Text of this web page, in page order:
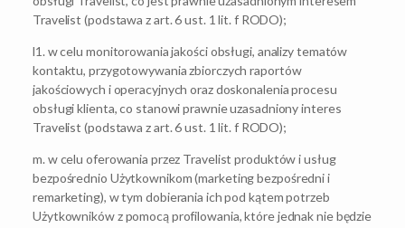
Travelist (podstawa z art. 6 ust. 1 lit. f RODO);
l1. w celu monitorowania jakości obsługi, analizy tematów
kontaktu, przygotowywania zbiorczych raportów
jakościowych i operacyjnych oraz doskonalenia procesu
obsługi klienta, co stanowi prawnie uzasadniony interes
Travelist (podstawa z art. 6 ust. 1 lit. f RODO);
m. w celu oferowania przez Travelist produktów i usług
bezpośrednio Użytkownikom (marketing bezpośredni i
remarketing), w tym dobierania ich pod kątem potrzeb
Użytkowników z pomocą profilowania, które jednak nie będzie